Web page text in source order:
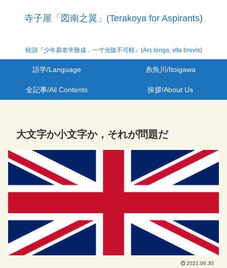
寺子屋「図南之翼」(Terakoya for Aspirants)
校訓『少年易老学難成，一寸光陰不可軽』(Ars longa, vita brevis)
語学/Language 糸魚川/Itoigawa
全記事/All Contents 挨拶/About Us
大文字か小文字か，それが問題だ
2021.06.30